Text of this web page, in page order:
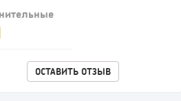
ОСТАВИТЬ ОТЗЫВ